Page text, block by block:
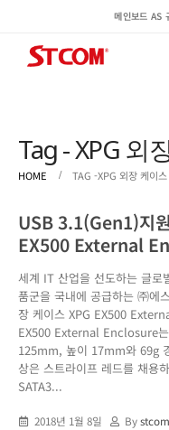
메인보드 AS
Tag - XPG 외
HOME TAG -XPG 외장 케이스
USB 3.1(Gen1)지
EX500 External
세계 IT 산업을 선도하는 글로
품군을 국내에 공급하는 ㈜에
장 케이스 XPG EX500
EX500 External Enclosure
125mm, 높이 17mm와 69g
상은 스트라이프 레드를 채용
SATA3...
2018년 1월 8일 Bystcom